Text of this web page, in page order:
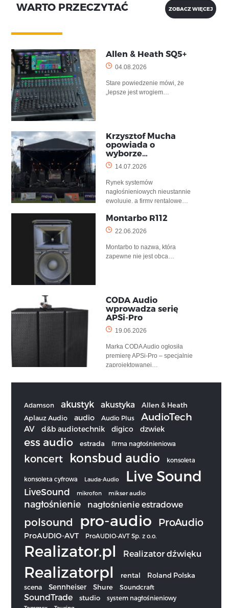
WARTO PRZECZYTAĆ ZOBACZ WIĘCEJ
Allen & Heath SQ5+
04.08.2026
Stare powiedzenie mówi, że
„lepsze jest wrogiem…
Krzysztof Mucha
opowiada o
wyborze…
14.07.2026
Rynek systemów
nagłośnieniowych nieustannie
ewoluuje, a firmy rentalowe…
Montarbo R112
22.06.2026
Montarbo to nazwa, która
zapewne nie jest obca…
CODA Audio
wprowadza serię
APSi-Pro
19.06.2026
Marka CODA Audio ogłosiła
premierę APSi-Pro – specjalnie
zaprojektowanej…
Adamson akustyk akustyka Allen & Heath
Aplauz Audio audio Audio Plus AudioTech
AV d&b audiotechnik digico dzwiek
ess audio estrada firma nagłośnieniowa
koncert konsbud audio konsoleta
konsoleta cyfrowa Lauda-Audio Live Sound
LiveSound mikrofon mikser audio
nagłośnienie nagłośnienie estradowe
polsound pro-audio ProAudio
ProAUDIO-AVT ProAUDIO-AVT Sp. z o.o.
Realizator.pl Realizator dźwięku
Realizatorpl rental Roland Polska
scena Sennheiser Shure Soundcraft
SoundTrade studio system nagłośnieniowy